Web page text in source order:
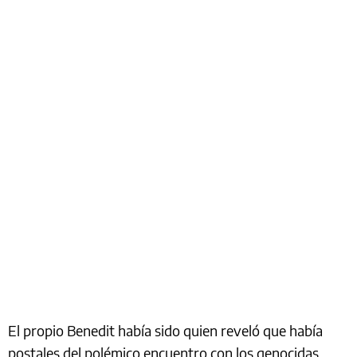
El propio Benedit había sido quien reveló que había
postales del polémico encuentro con los genocidas,